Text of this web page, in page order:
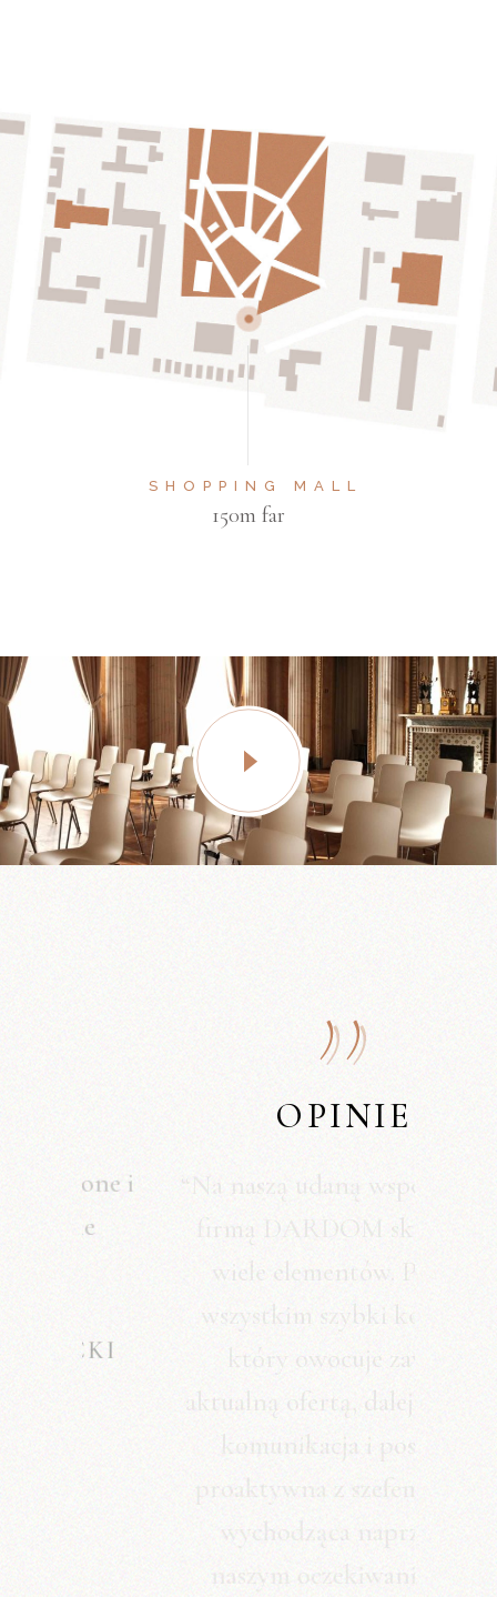
SHOPPING MALL
150m far
OPINIE
“Na naszą udaną współpracę z
firmą DARDOM składa się
wiele elementów. Przede
wszystkim szybki kontakt,
który owocuje zawsze
aktualną ofertą, dalej świetna
komunikacja i postawa
proaktywna z szefem firmy,
wychodząca naprzeciw
naszym oczekiwaniom w